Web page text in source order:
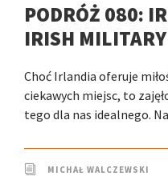
PODRÓŻ 080:
IRISH
Choć Irlandia oferuje
ciekawych miejsc, to
tego dla nas idealnego.
MICHAŁ WALCZEWSKI